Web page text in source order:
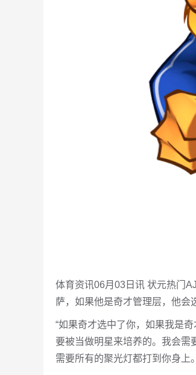
体育资讯06月03日讯 状元热门
萨，如果他是奇才管理层，他会
“如果奇才选中了你，如果我是
要被当做明星来培养的。我会需
需要所有的聚光灯都打到你身上